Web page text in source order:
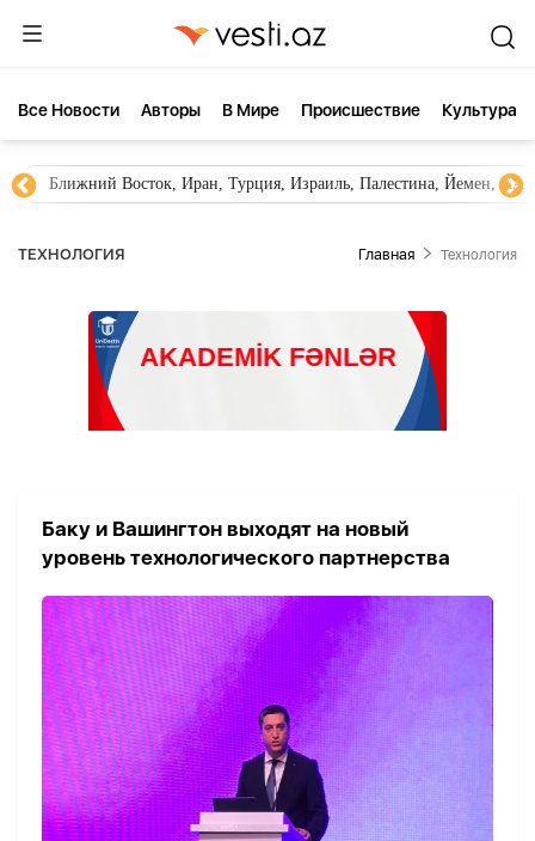
Все Новости Aвторы В Мире Происшествие Культура
Ближний Восток, Иран, Турция, Израиль, Палестина, Йемен,
ТЕХНОЛОГИЯ Главная Технология
Баку и Вашингтон выходят на новый
уровень технологического партнерства